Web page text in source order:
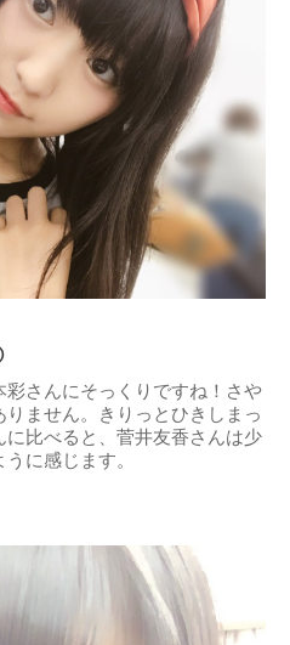
さんにそっくりですね！さや
ません。きりっとひきしまっ
比べると、菅井友香さんは少
に感じます。